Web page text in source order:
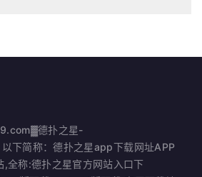
德扑之星-
下简称：德扑之星app下载网址APP
全称:德扑之星官方网站入口下